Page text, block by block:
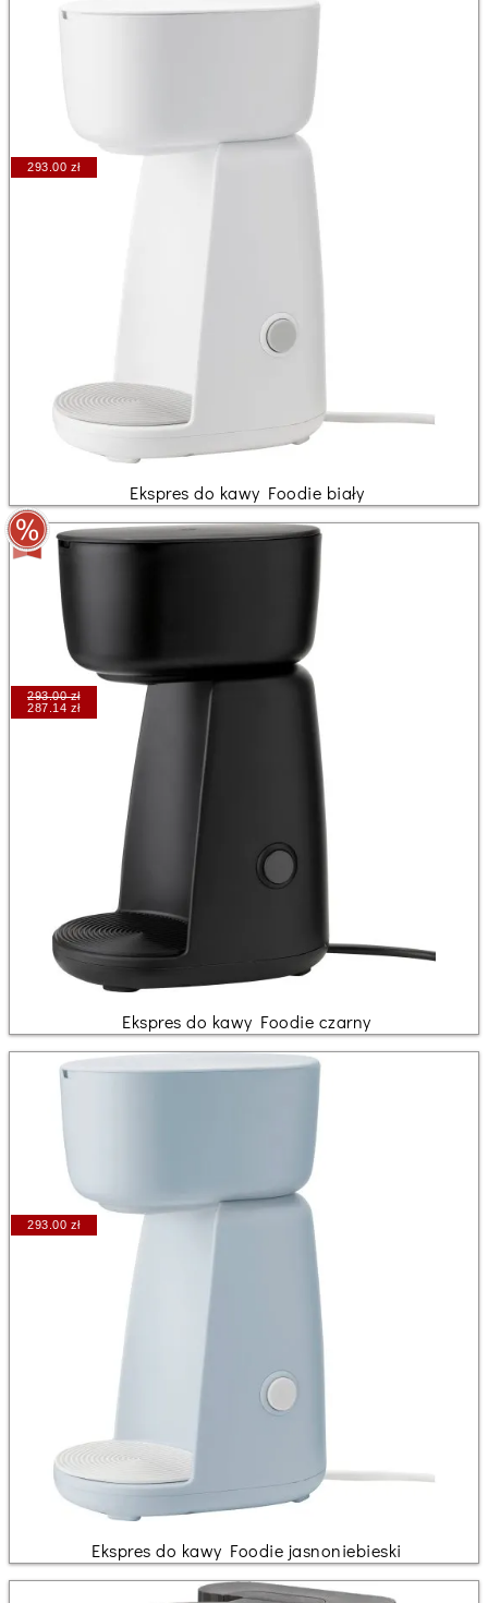
293.00 zł
Ekspres do kawy Foodie biały
293.00 zł
287.14 zł
Ekspres do kawy Foodie czarny
293.00 zł
Ekspres do kawy Foodie jasnoniebieski